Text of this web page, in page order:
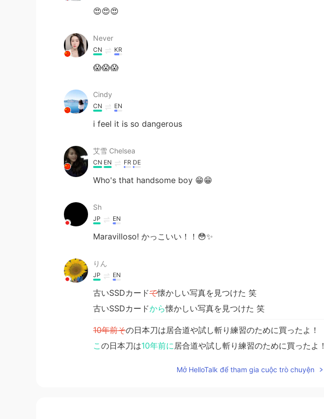
😍😍😍
Never
CN KR
😱😱😱
Cindy
CN EN
i feel it is so dangerous
艾雪 Chelsea
CN EN FR DE
Who's that handsome boy 😁😁
Sh
JP EN
Maravilloso! かっこいい！！😳✨
りん
JP EN
古いSSDカードで懐かしい写真を見つけた 笑
古いSSDカードから懐かしい写真を見つけた 笑
10年前その日本刀は居合道や試し斬り練習のために買ったよ！
この日本刀は10年前に居合道や試し斬り練習のために買ったよ！
😅 直し方を勉強することが必要です！Mở HelloTalk để tham gia cuộc trò chuyện